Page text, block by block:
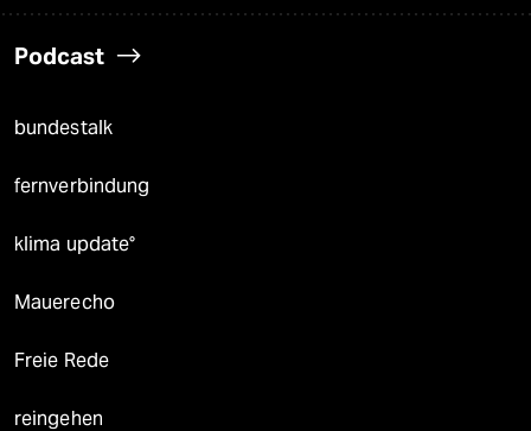
Podcast
bundestalk
fernverbindung
klima update°
Mauerecho
Freie Rede
reingehen